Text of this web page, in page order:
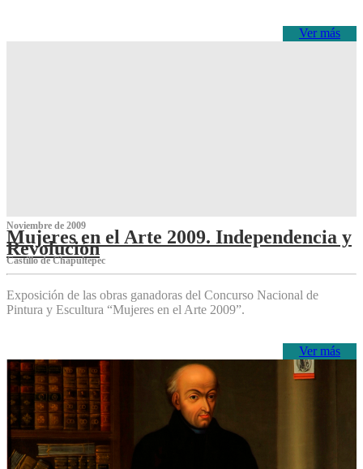
Ver más
Noviembre de 2009
Mujeres en el Arte 2009. Independencia y
Revolución
Castillo de Chapultepec
Exposición de las obras ganadoras del Concurso Nacional de
Pintura y Escultura “Mujeres en el Arte 2009”.
Ver más